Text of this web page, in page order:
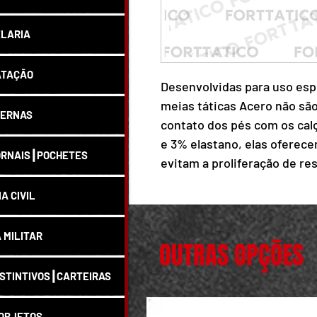
Desenvolvidas para uso
meias táticas Acero não
contato dos pés com os
e 3% elastano, elas
evitam a proliferação de
elas são confortáveis,
tecnologia quick-dry para
Composta em 74%
elastano
Tratamento bactericida
OUTRAS OPÇÕES
CIVIL
MILITAR